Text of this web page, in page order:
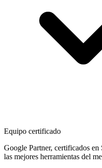
Equipo certificado
Google Partner, certificados
las mejores herramientas del